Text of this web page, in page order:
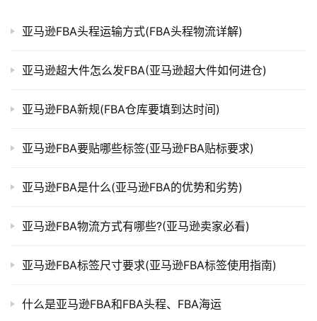
亚马逊FBA头程运输方式(FBA头程物流详解)
亚马逊超大件怎么发FBA(亚马逊超大件如何进仓)
亚马逊FBA新规(FBA仓库要填到达时间)
亚马逊FBA要贴哪些标签(亚马逊FBA贴标要求)
亚马逊FBA是什么(亚马逊FBA的优势和劣势)
亚马逊FBA物流方式有哪些?(亚马逊卖家必看)
亚马逊FBA标签尺寸要求(亚马逊FBA标签使用指南)
什么是亚马逊FBA和FBA头程、FBA海运